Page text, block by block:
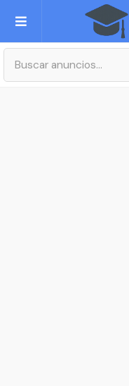
Publica tu Anuncio